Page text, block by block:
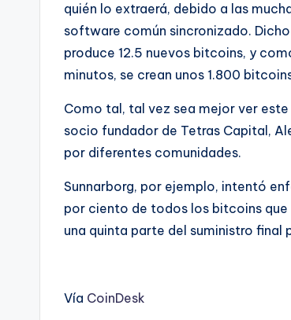
quién lo extraerá, debido a las
software común sincronizado.
produce 12.5 nuevos bitcoins, y
minutos, se crean unos 1.800
Como tal, tal vez sea mejor ver
socio fundador de Tetras Capital,
por diferentes comunidades.
Sunnarborg, por ejemplo, intentó
por ciento de todos los bitcoins que
una quinta parte del suministro final
Vía CoinDesk